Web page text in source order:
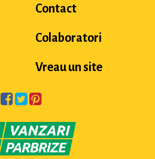
Contact
Colaboratori
Vreau un site